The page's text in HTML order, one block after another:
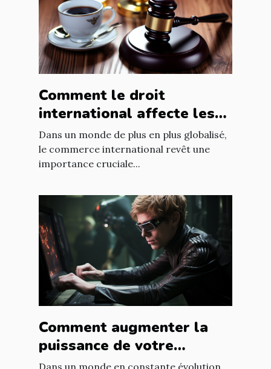
Comment le droit
international affecte les
accords commerciaux
Dans un monde de plus en plus globalisé,
le commerce international revêt une
importance cruciale...
Comment augmenter la
puissance de votre
entreprise grâce aux
Dans un monde en constante évolution,